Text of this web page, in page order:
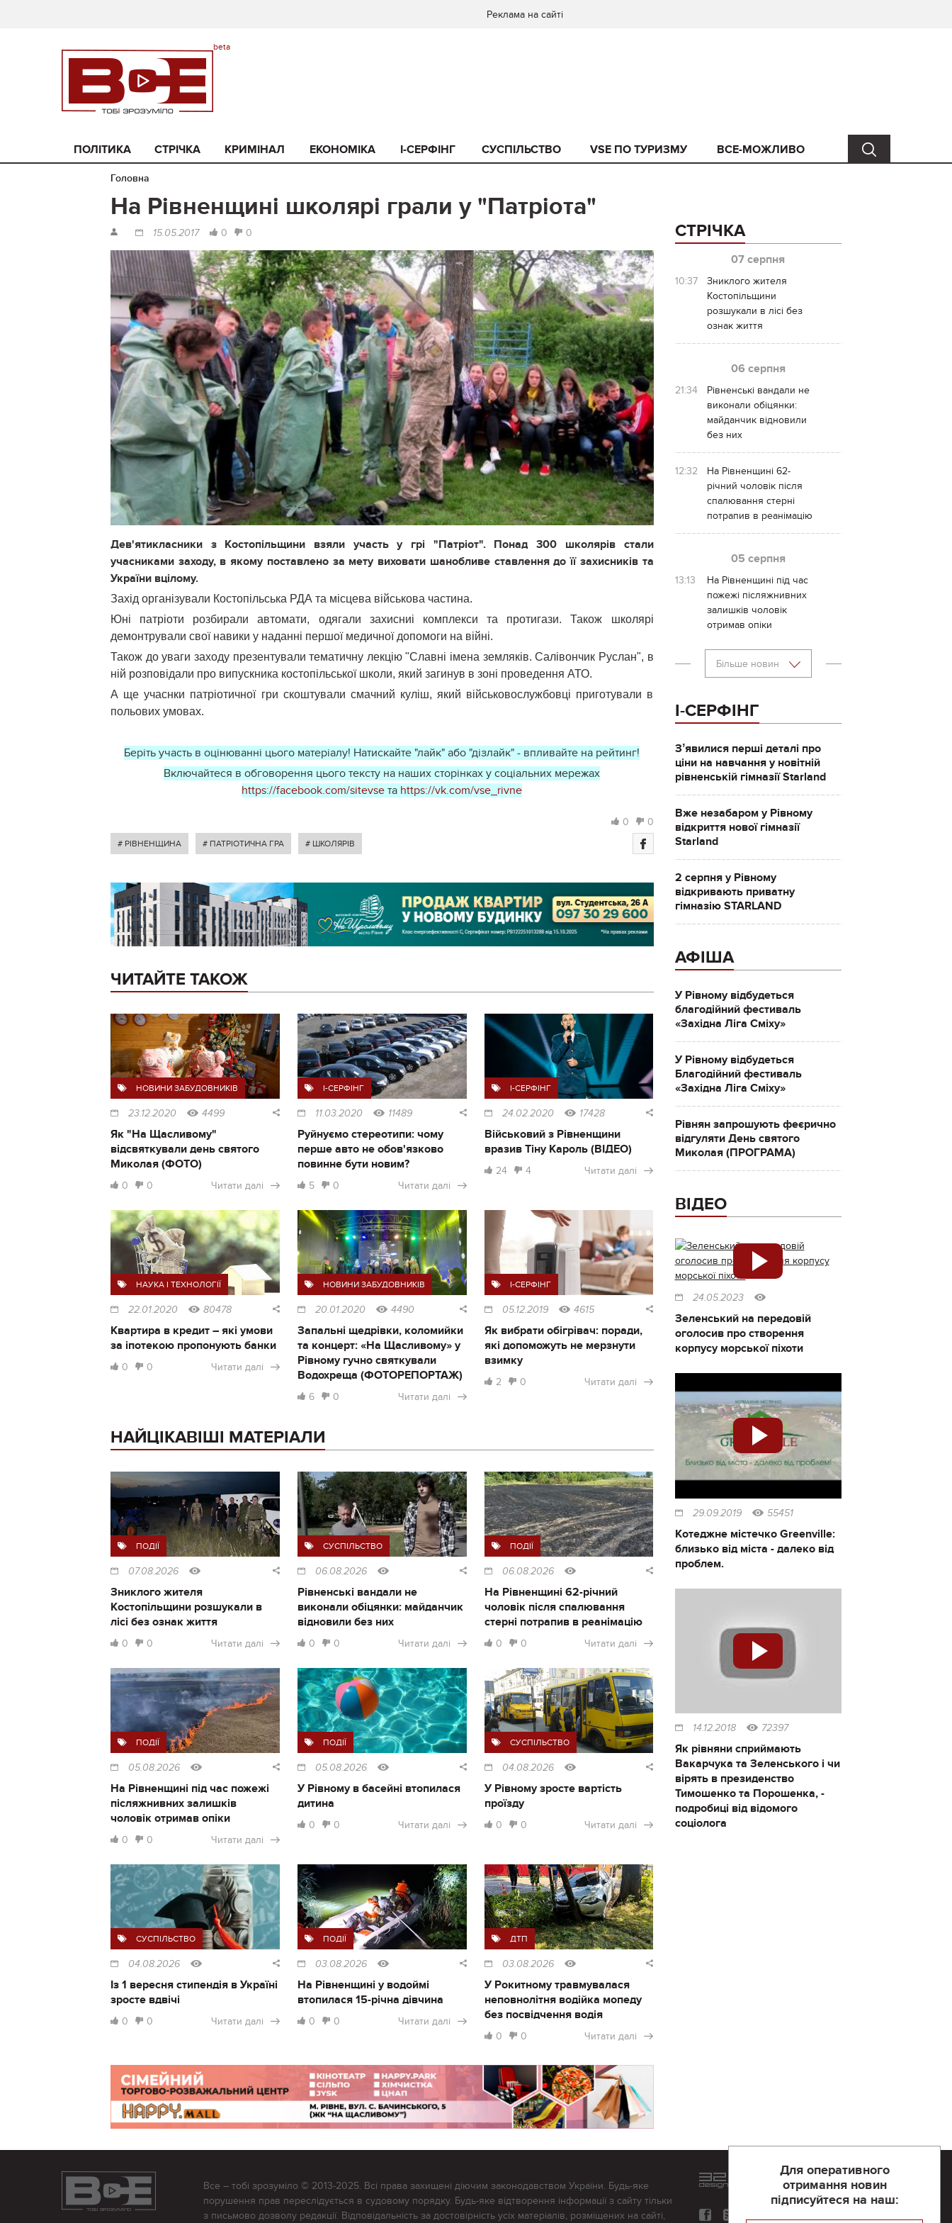
Реклама на сайті
ПОЛІТИКА СТРІЧКА КРИМІНАЛ ЕКОНОМІКА I-СЕРФІНГ СУСПІЛЬСТВО VSE ПО ТУРИЗМУ ВСЕ-МОЖЛИВО
Головна
На Рівненщині школярі грали у "Патріота"
15.05.2017 0 0
Дев'ятикласники з Костопільщини взяли участь у грі "Патріот". Понад 300 школярів стали
учасниками заходу, в якому поставлено за мету виховати шанобливе ставлення до її захисників та
України вцілому.
Захід організували Костопільська РДА та місцева військова частина.
Юні патріоти розбирали автомати, одягали захисниі комплекси та протигази. Також школярі
демонтрували свої навики у наданні першої медичної допомоги на війні.
Також до уваги заходу презентували тематичну лекцію "Славні імена земляків. Салівончик Руслан", в
ній розповідали про випускника костопільської школи, який загинув в зоні проведення АТО.
А ще учаснки патріотичної гри скоштували смачний куліш, який військовослужбовці приготували в
польових умовах.
Беріть участь в оцінюванні цього матеріалу! Натискайте "лайк" або "дізлайк" - впливайте на рейтинг!
Включайтеся в обговорення цього тексту на наших сторінках у соціальних мережах
https://facebook.com/sitevse та https://vk.com/vse_rivne
0 0
# РІВНЕНЩИНА # ПАТРІОТИЧНА ГРА # ШКОЛЯРІВ
ЧИТАЙТЕ ТАКОЖ
НОВИНИ ЗАБУДОВНИКІВ
23.12.2020 4499
Як "На Щасливому"
відсвяткували день святого
Миколая (ФОТО)
0 0 Читати далі
I-СЕРФІНГ
11.03.2020 11489
Руйнуємо стереотипи: чому
перше авто не обов'язково
повинне бути новим?
5 0 Читати далі
I-СЕРФІНГ
24.02.2020 17428
Військовий з Рівненщини
вразив Тіну Кароль (ВІДЕО)
24 4 Читати далі
НАУКА І ТЕХНОЛОГІЇ
22.01.2020 80478
Квартира в кредит – які умови
за іпотекою пропонують банки
0 0 Читати далі
НОВИНИ ЗАБУДОВНИКІВ
20.01.2020 4490
Запальні щедрівки, коломийки
та концерт: «На Щасливому» у
Рівному гучно святкували
Водохреща (ФОТОРЕПОРТАЖ)
6 0 Читати далі
I-СЕРФІНГ
05.12.2019 4615
Як вибрати обігрівач: поради,
які допоможуть не мерзнути
взимку
2 0 Читати далі
НАЙЦІКАВІШІ МАТЕРІАЛИ
ПОДІЇ
07.08.2026
Зниклого жителя
Костопільщини розшукали в
лісі без ознак життя
0 0 Читати далі
СУСПІЛЬСТВО
06.08.2026
Рівненські вандали не
виконали обіцянки: майданчик
відновили без них
0 0 Читати далі
ПОДІЇ
06.08.2026
На Рівненщині 62-річний
чоловік після спалювання
стерні потрапив в реанімацію
0 0 Читати далі
ПОДІЇ
05.08.2026
На Рівненщині під час пожежі
післяжнивних залишків
чоловік отримав опіки
0 0 Читати далі
ПОДІЇ
05.08.2026
У Рівному в басейні втопилася
дитина
0 0 Читати далі
СУСПІЛЬСТВО
04.08.2026
У Рівному зросте вартість
проїзду
0 0 Читати далі
СУСПІЛЬСТВО
04.08.2026
Із 1 вересня стипендія в Україні
зросте вдвічі
0 0 Читати далі
ПОДІЇ
03.08.2026
На Рівненщині у водоймі
втопилася 15-річна дівчина
0 0 Читати далі
ДТП
03.08.2026
У Рокитному травмувалася
неповнолітня водійка мопеду
без посвідчення водія
0 0 Читати далі
СТРІЧКА
07 серпня
10:37
Зниклого жителя
Костопільщини
розшукали в лісі без
ознак життя
06 серпня
21:34
Рівненські вандали не
виконали обіцянки:
майданчик відновили
без них
12:32
На Рівненщині 62-
річний чоловік після
спалювання стерні
потрапив в реанімацію
05 серпня
13:13
На Рівненщині під час
пожежі післяжнивних
залишків чоловік
отримав опіки
Більше новин
І-СЕРФІНГ
Зʼявилися перші деталі про
ціни на навчання у новітній
рівненській гімназії Starland
Вже незабаром у Рівному
відкриття нової гімназії
Starland
2 серпня у Рівному
відкривають приватну
гімназію STARLAND
АФІША
У Рівному відбудеться
благодійний фестиваль
«Західна Ліга Сміху»
У Рівному відбудеться
Благодійний фестиваль
«Західна Ліга Сміху»
Рівнян запрошують феєрично
відгуляти День святого
Миколая (ПРОГРАМА)
ВІДЕО
24.05.2023
Зеленський на передовій
оголосив про створення
корпусу морської піхоти
29.09.2019 55451
Котеджне містечко Greenville:
близько від міста - далеко від
проблем.
14.12.2018 72397
Як рівняни сприймають
Вакарчука та Зеленського і чи
вірять в президенство
Тимошенко та Порошенка, -
подробиці від відомого
соціолога
Для оперативного
отримання новин
підписуйтеся на наш:
Все – тобі зрозуміло © 2013-2025. Всі права захищені діючим законодавством України. Будь-яке
порушення прав переслідується в судовому порядку. Будь-яке відтворення інформації з сайту тільки
з письмово дозволу редакції. Відповідальність за достовірність усіх матеріалів, розміщених на сайті,
Розроблений та підтримується
компанії 32х32